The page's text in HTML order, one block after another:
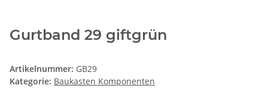
Gurtband 29 giftgrün
Artikelnummer: GB29
Kategorie: Baukasten Komponenten